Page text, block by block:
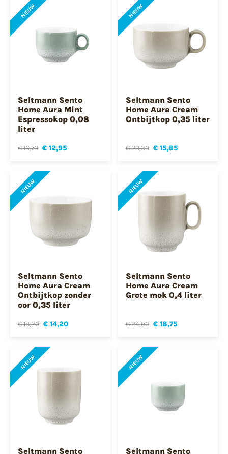
NIEUW
Seltmann Sento
Home Aura Mint
Espressokop 0,08
liter
€ 16,70 € 12,95
NIEUW
Seltmann Sento
Home Aura Cream
Ontbijtkop 0,35 liter
€ 20,30 € 15,85
NIEUW
Seltmann Sento
Home Aura Cream
Ontbijtkop zonder
oor 0,35 liter
€ 18,20 € 14,20
NIEUW
Seltmann Sento
Home Aura Cream
Grote mok 0,4 liter
€ 24,00 € 18,75
NIEUW
Seltmann Sento
NIEUW
Seltmann Sento